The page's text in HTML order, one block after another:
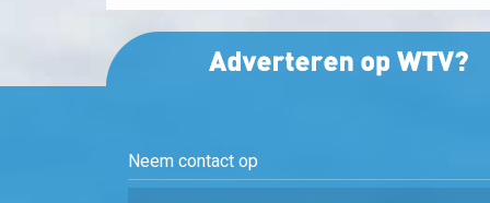
Neem contact op